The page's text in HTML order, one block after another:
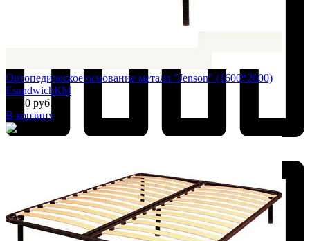
Ортопедическое основание металл "Jenson" (1600*2000)
EsandwichКМ
7 380 руб.
В корзину